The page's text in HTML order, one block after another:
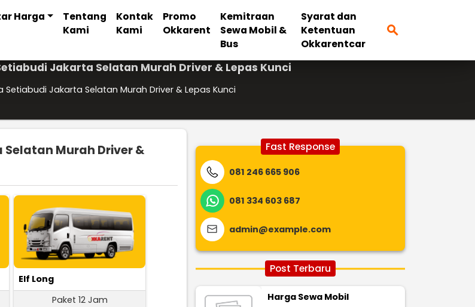
Harga
Tentang
Kami
Kontak
Kami
Promo
Okkarent
Kemitraan
Sewa Mobil &
Bus
Syarat dan
Ketentuan
Okkarentcar
search
Jakarta Selatan Murah Driver & Lepas Kunci
Setiabudi Jakarta Selatan Murah Driver & Lepas Kunci
Selatan Murah Driver &
Elf Long
Paket 12 Jam
Fast Response
081 246 665 906
081 334 603 687
admin@example.com
Post Terbaru
Harga Sewa Mobil